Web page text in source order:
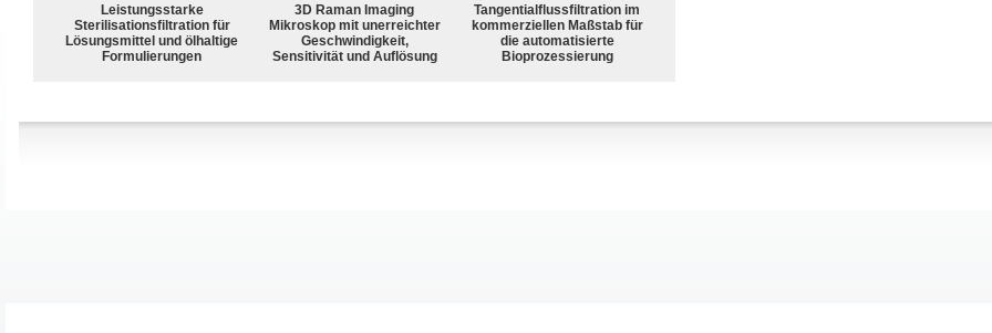
Leistungsstarke
Sterilisationsfiltration für
Lösungsmittel und ölhaltige
Formulierungen
3D Raman Imaging
Mikroskop mit unerreichter
Geschwindigkeit,
Sensitivität und Auflösung
Tangentialflussfiltration im
kommerziellen Maßstab für
die automatisierte
Bioprozessierung